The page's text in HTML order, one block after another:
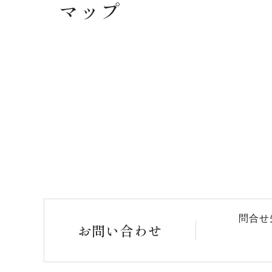
マップ
お問い合わせ
問合せ